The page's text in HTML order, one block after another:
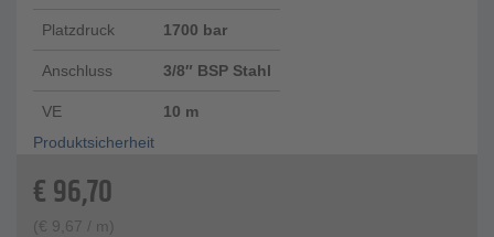
Platzdruck 1700 bar
Anschluss 3/8″ BSP Stahl
VE
10 m
Produktsicherheit
€96,70
(€ 9,67 / m)